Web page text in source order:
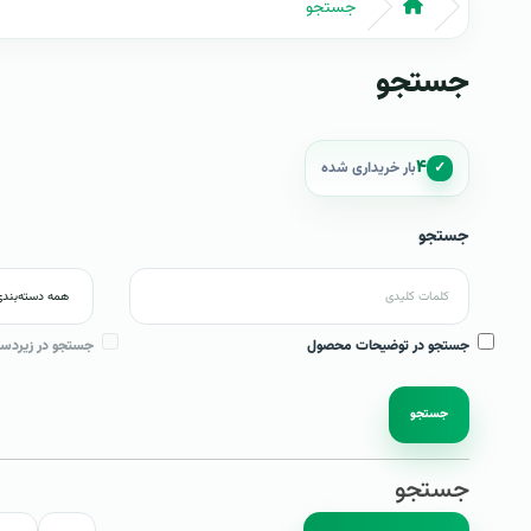
جستجو
جستجو
✓ ۴بار خریداری شده
جستجو
جستجو در توضیحات محصول جستجو در
جستجو
جستجو